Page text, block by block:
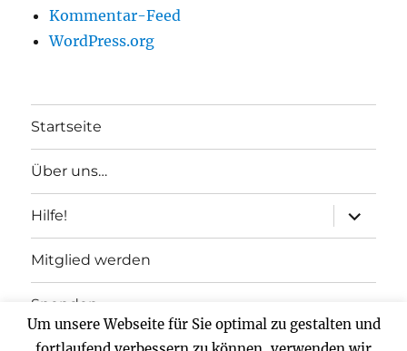
Kommentar-Feed
WordPress.org
Startseite
Über uns…
Hilfe!
anzeigen
Mitglied werden
Spenden
Um unsere Webseite für Sie optimal zu gestalten und